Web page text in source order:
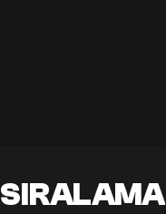
SIRALAMA